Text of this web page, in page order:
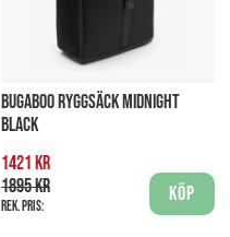
BUGABOO RYGGSÄCK MIDNIGHT
BLACK
1421 kr
1895 kr
Rek. pris:
Köp